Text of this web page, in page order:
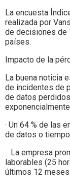
La encuesta
realizada por
de decisiones de
países.
Impacto de la
La buena noticia
de incidentes de
de datos
· Un 64 % de las
de datos o
· La empresa
laborables (25
últimos 12 meses.